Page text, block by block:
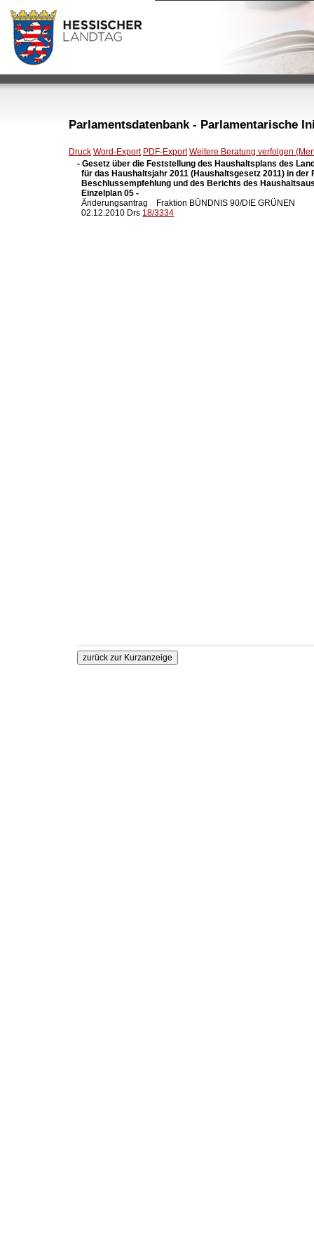
Parlamentsdatenbank - Parlamentarische
Druck Word-Export PDF-Export Weitere Beratung verfolgen
- Gesetz über die Feststellung des Haushaltsplans des
für das Haushaltsjahr 2011 (Haushaltsgesetz 2011) in
Beschlussempfehlung und des Berichts des
  Einzelplan 05 -
Änderungsantrag    Fraktion BÜNDNIS 90/DIE GRÜNEN
  02.12.2010 Drs
18/3334